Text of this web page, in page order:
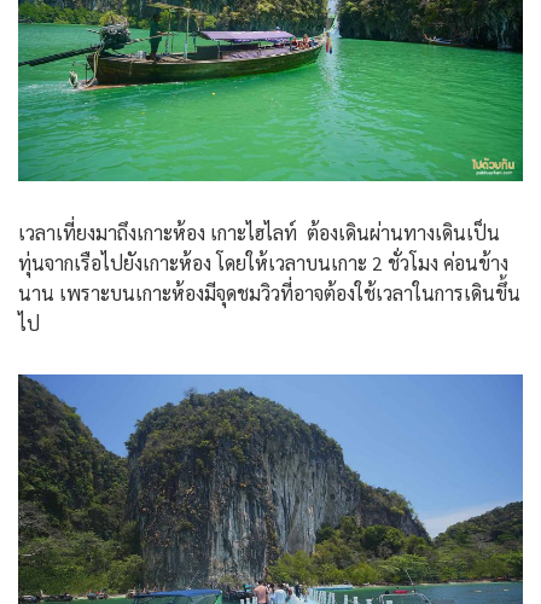
เวลาเที่ยงมาถึงเกาะห้อง เกาะไฮไลท์ ต้องเดินผ่านทางเดินเป็น
ทุ่นจากเรือไปยังเกาะห้อง โดยให้เวลาบนเกาะ 2 ชั่วโมง ค่อนข้าง
นาน เพราะบนเกาะห้องมีจุดชมวิวที่อาจต้องใช้เวลาในการเดินขึ้น
ไป